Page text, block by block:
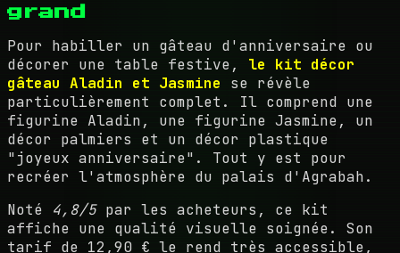
grand
Pour habiller un gâteau d'anniversaire ou
décorer une table festive, le kit décor
gâteau Aladin et Jasmine se révèle
particulièrement complet. Il comprend une
figurine Aladin, une figurine Jasmine, un
décor palmiers et un décor plastique
"joyeux anniversaire". Tout y est pour
recréer l'atmosphère du palais d'Agrabah.
Noté 4,8/5par les acheteurs, ce kit
affiche une qualité visuelle soignée. Son
tarif de 12,90 € le rend très accessible,